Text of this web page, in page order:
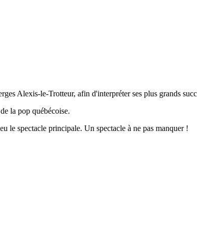
Alexis-le-Trotteur, afin d'interpréter ses plus grands
la pop québécoise.
le spectacle principale. Un spectacle à ne pas manquer !